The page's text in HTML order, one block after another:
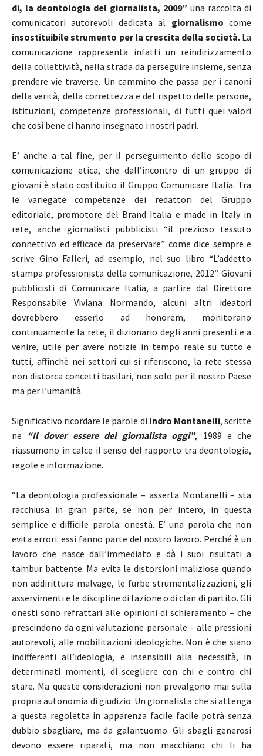
di, la deontologia del giornalista, 2009” una raccolta di
comunicatori autorevoli dedicata al giornalismo come
insostituibile strumento per la crescita della società.La
comunicazione rappresenta infatti un reindirizzamento
della collettività, nella strada da perseguire insieme, senza
prendere vie traverse. Un cammino che passa per i canoni
della verità, della correttezza e del rispetto delle persone,
istituzioni, competenze professionali, di tutti quei valori
che così bene ci hanno insegnato i nostri padri.
E’ anche a tal fine, per il perseguimento dello scopo di
comunicazione etica, che dall’incontro di un gruppo di
giovani è stato costituito il Gruppo Comunicare Italia. Tra
le variegate competenze dei redattori del Gruppo
editoriale, promotore del Brand Italia e made in Italy in
rete, anche giornalisti pubblicisti “il prezioso tessuto
connettivo ed efficace da preservare” come dice sempre e
scrive Gino Falleri, ad esempio, nel suo libro “L’addetto
stampa professionista della comunicazione, 2012”. Giovani
pubblicisti di Comunicare Italia, a partire dal Direttore
Responsabile Viviana Normando, alcuni altri ideatori
dovrebbero esserlo ad honorem, monitorano
continuamente la rete, il dizionario degli anni presenti e a
venire, utile per avere notizie in tempo reale su tutto e
tutti, affinchè nei settori cui si riferiscono, la rete stessa
non distorca concetti basilari, non solo per il nostro Paese
ma per l’umanità.
Significativo ricordare le parole di Indro Montanelli, scritte
ne “Il dover essere del giornalista oggi”, 1989 e che
riassumono in calce il senso del rapporto tra deontologia,
regole e informazione.
“La deontologia professionale – asserta Montanelli – sta
racchiusa in gran parte, se non per intero, in questa
semplice e difficile parola: onestà. E’ una parola che non
evita errori: essi fanno parte del nostro lavoro. Perché è un
lavoro che nasce dall’immediato e dà i suoi risultati a
tambur battente. Ma evita le distorsioni maliziose quando
non addirittura malvage, le furbe strumentalizzazioni, gli
asservimenti e le discipline di fazione o di clan di partito. Gli
onesti sono refrattari alle opinioni di schieramento – che
prescindono da ogni valutazione personale – alle pressioni
autorevoli, alle mobilitazioni ideologiche. Non è che siano
indifferenti all’ideologia, e insensibili alla necessità, in
determinati momenti, di scegliere con chi e contro chi
stare. Ma queste considerazioni non prevalgono mai sulla
propria autonomia di giudizio. Un giornalista che si attenga
a questa regoletta in apparenza facile facile potrà senza
dubbio sbagliare, ma da galantuomo. Gli sbagli generosi
devono essere riparati, ma non macchiano chi li ha